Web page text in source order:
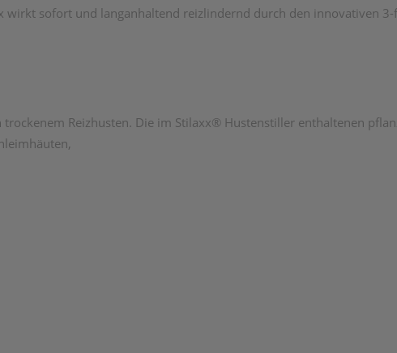
sofort und langanhaltend reizlindernd durch den innovativen
Reizhusten. Die im Stilaxx® Hustenstiller enthaltenen